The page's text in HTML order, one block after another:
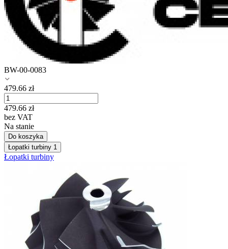
BW-00-0083
479.66 zł
479.66 zł
bez VAT
Na stanie
Do koszyka
Łopatki turbiny 1
Łopatki turbiny